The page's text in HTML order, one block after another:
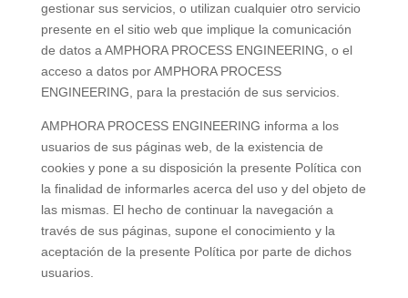
gestionar sus servicios, o utilizan cualquier otro servicio
presente en el sitio web que implique la comunicación
de datos a AMPHORA PROCESS ENGINEERING, o el
acceso a datos por AMPHORA PROCESS
ENGINEERING, para la prestación de sus servicios.
AMPHORA PROCESS ENGINEERING informa a los
usuarios de sus páginas web, de la existencia de
cookies y pone a su disposición la presente Política con
la finalidad de informarles acerca del uso y del objeto de
las mismas. El hecho de continuar la navegación a
través de sus páginas, supone el conocimiento y la
aceptación de la presente Política por parte de dichos
usuarios.